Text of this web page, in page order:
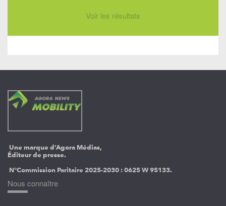
Voir les résultats
Une marque d’Agora Médias,
Éditeur de presse.
N°Commission Paritaire 2025-2030 :0625 W 95133.
Nous connaître